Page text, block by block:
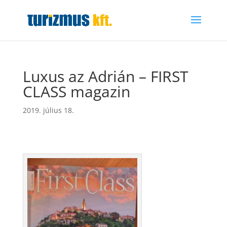
Luxus az Adrián – FIRST
CLASS magazin
2019. július 18.